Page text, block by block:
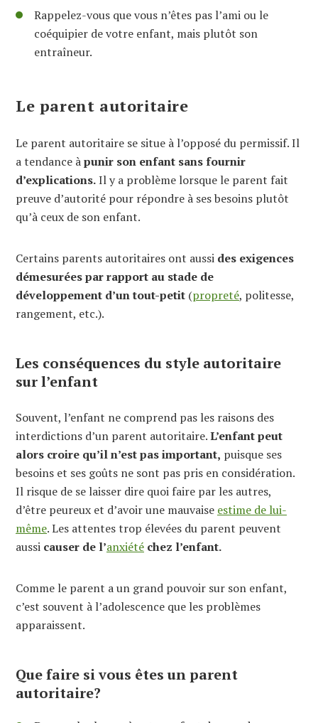
Rappelez-vous que vous n’êtes pas l’ami ou le
coéquipier de votre enfant, mais plutôt son
entraîneur.
Le parent autoritaire
Le parent autoritaire se situe à l’opposé du permissif. Il
a tendance àpunir son enfant sans fournir
d’explications.Il y a problème lorsque le parent fait
preuve d’autorité pour répondre à ses besoins plutôt
qu’à ceux de son enfant.
Certains parents autoritaires ont aussi des exigences
démesurées par rapport au stade de
développement d’un tout-petit (propreté, politesse,
rangement, etc.).
Les conséquences du style autoritaire
sur l’enfant
Souvent, l’enfant ne comprend pas les raisons des
interdictions d’un parent autoritaire.L’enfant peut
alors croire qu’il n’est pas important, puisque ses
besoins et ses goûts ne sont pas pris en considération.
Il risque de se laisser dire quoi faire par les autres,
d’être peureux et d’avoir une mauvaise estime de lui-
même. Les attentes trop élevées du parent peuvent
aussi causer de l’anxiété chez l’enfant.
Comme le parent a un grand pouvoir sur son enfant,
c’est souvent à l’adolescence que les problèmes
apparaissent.
Que faire si vous êtes un parent
autoritaire?